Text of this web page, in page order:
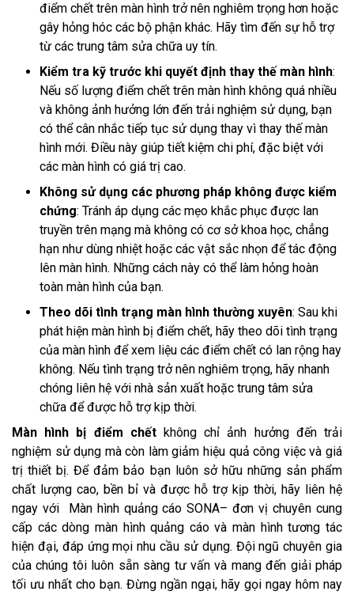
điểm chết trên màn hình trở nên nghiêm trọng hơn hoặc
gây hỏng hóc các bộ phận khác. Hãy tìm đến sự hỗ trợ
từ các trung tâm sửa chữa uy tín.
Kiểm tra kỹ trước khi quyết định thay thế màn hình:
Nếu số lượng điểm chết trên màn hình không quá nhiều
và không ảnh hưởng lớn đến trải nghiệm sử dụng, bạn
có thể cân nhắc tiếp tục sử dụng thay vì thay thế màn
hình mới. Điều này giúp tiết kiệm chi phí, đặc biệt với
các màn hình có giá trị cao.
Không sử dụng các phương pháp không được kiểm
chứng: Tránh áp dụng các mẹo khắc phục được lan
truyền trên mạng mà không có cơ sở khoa học, chẳng
hạn như dùng nhiệt hoặc các vật sắc nhọn để tác động
lên màn hình. Những cách này có thể làm hỏng hoàn
toàn màn hình của bạn.
Theo dõi tình trạng màn hình thường xuyên: Sau khi
phát hiện màn hình bị điểm chết, hãy theo dõi tình trạng
của màn hình để xem liệu các điểm chết có lan rộng hay
không. Nếu tình trạng trở nên nghiêm trọng, hãy nhanh
chóng liên hệ với nhà sản xuất hoặc trung tâm sửa
chữa để được hỗ trợ kịp thời.
Màn hình bị điểm chếtkhông chỉ ảnh hưởng đến trải
nghiệm sử dụng mà còn làm giảm hiệu quả công việc và giá
trị thiết bị. Để đảm bảo bạn luôn sở hữu những sản phẩm
chất lượng cao, bền bỉ và được hỗ trợ kịp thời, hãy liên hệ
ngay với Màn hình quảng cáo SONA– đơn vị chuyên cung
cấp các dòng màn hình quảng cáo và màn hình tương tác
hiện đại, đáp ứng mọi nhu cầu sử dụng. Đội ngũ chuyên gia
của chúng tôi luôn sẵn sàng tư vấn và mang đến giải pháp
tối ưu nhất cho bạn. Đừng ngần ngại, hãy gọi ngay hôm nay